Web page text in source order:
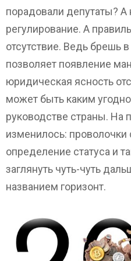
порадовали депутаты? А
регулирование. А
отсутствие. Ведь брешь
позволяет появление
юридическая ясность
может быть каким
руководстве страны. На
изменилось:
определение статуса и
заглянуть чуть-чуть
названием горизонт.